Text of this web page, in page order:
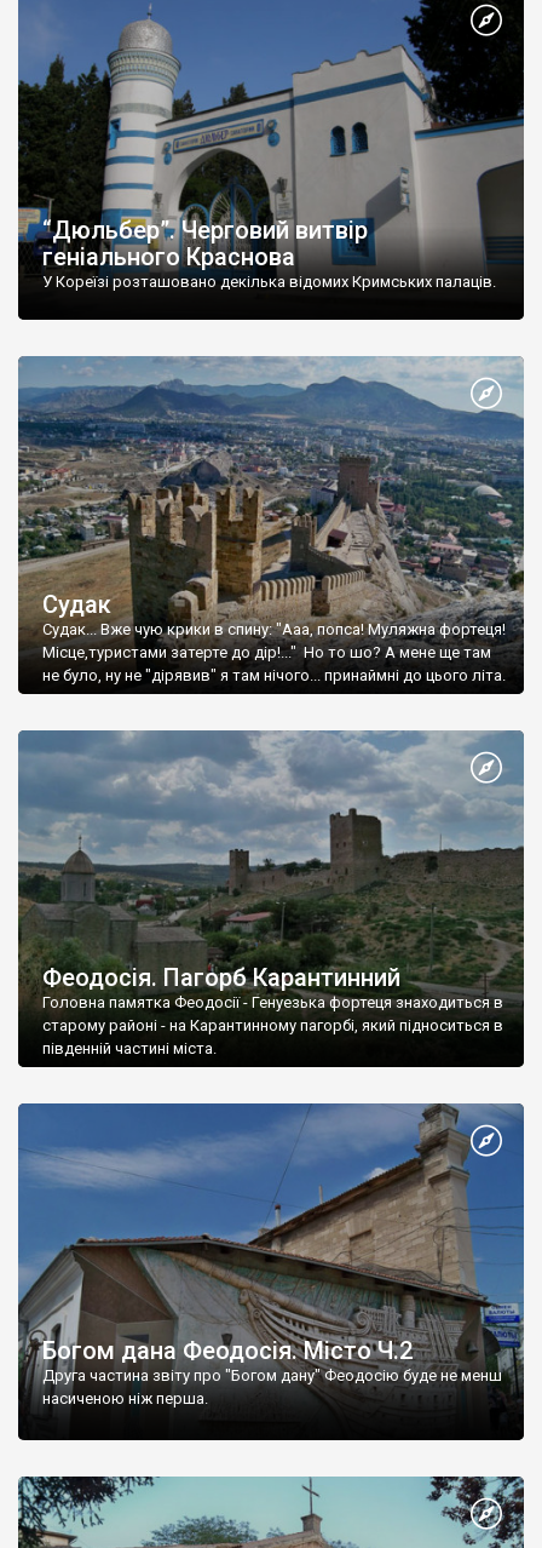
“Дюльбер”. Черговий витвір
геніального Краснова
У Кореїзі розташовано декілька відомих Кримських палаців.
Судак
Судак... Вже чую крики в спину: "Ааа, попса! Муляжна фортеця!
Місце,туристами затерте до дір!..." Но то шо? А мене ще там
не було, ну не "дірявив" я там нічого... принаймні до цього літа.
Феодосія. Пагорб Карантинний
Головна памятка Феодосії - Генуезька фортеця знаходиться в
старому районі - на Карантинному пагорбі, який підноситься в
південній частині міста.
Богом дана Феодосія. Місто Ч.2
Друга частина звіту про "Богом дану" Феодосію буде не менш
насиченою ніж перша.